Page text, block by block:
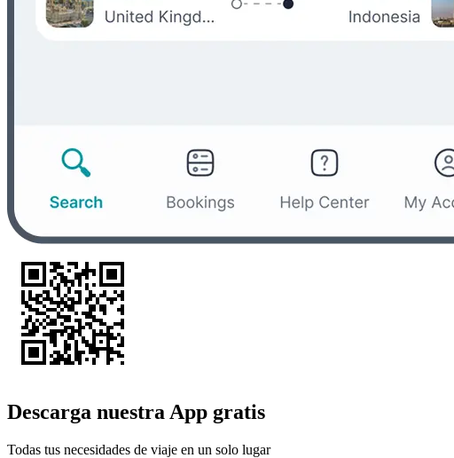
Descarga nuestra App gratis
Todas tus necesidades de viaje en un solo lugar